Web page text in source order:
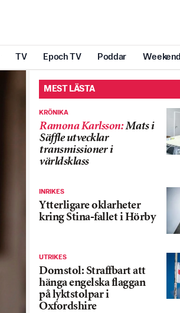
TV Epoch TV Poddar Weekend
MEST LÄSTA
KRÖNIKA
Ramona Karlsson:Mats i
Säffle utvecklar
transmissioner i
världsklass
INRIKES
Ytterligare oklarheter
kring Stina-fallet i Hörby
UTRIKES
Domstol: Straffbart att
hänga engelska flaggan
på lyktstolpar i
Oxfordshire